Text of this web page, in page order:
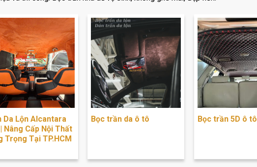
Da Lộn Alcantara
Nâng Cấp Nội Thất
Trọng Tại TP.HCM
Bọc trần da ô tô Bọc trần 5D ô tô